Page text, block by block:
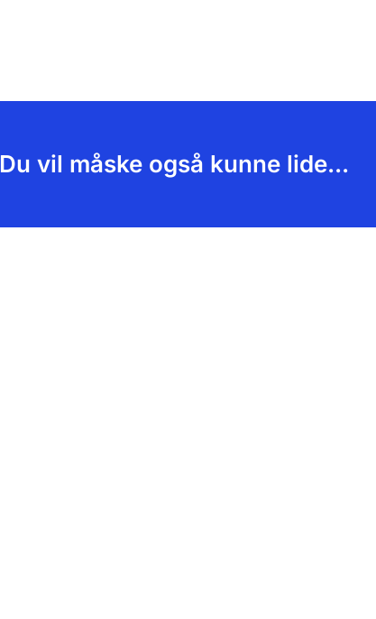
Du vil måske også kunne lide...